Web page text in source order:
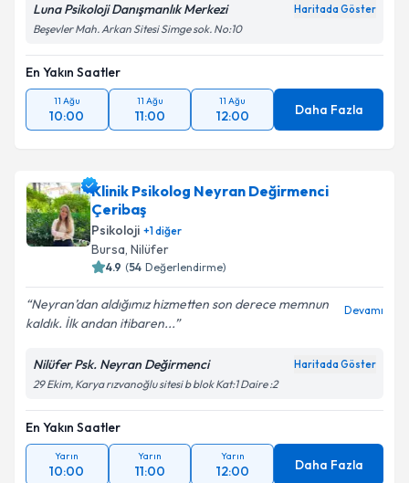
Luna Psikoloji Danışmanlık Merkezi Haritada Göster
Beşevler Mah. Arkan Sitesi Simge sok. No:10
En Yakın Saatler
11 Ağu
10:00
11 Ağu
11:00
11 Ağu
12:00 Daha Fazla
Klinik Psikolog Neyran Değirmenci
Çeribaş
Psikoloji +1diğer
Bursa, Nilüfer
4.9 (54 Değerlendirme)
Neyran’dan aldığımız hizmetten son derece memnun
kaldık. İlk andan itibaren...
Devamı
Nilüfer Psk. Neyran Değirmenci Haritada Göster
29 Ekim, Karya rızvanoğlu sitesi b blok Kat:1 Daire :2
En Yakın Saatler
Yarın
10:00
Yarın
11:00
Yarın
12:00 Daha Fazla